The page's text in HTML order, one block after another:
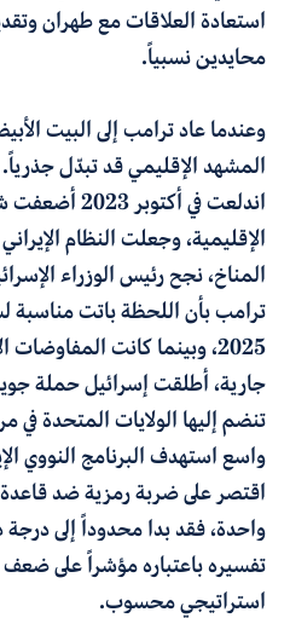
استعادة العلاقات مع طهران
محايدين نسبياً.
المشهد الإقليمي قد تبدّل
اندلعت في
الإقليمية، وجعلت النظام
المناخ، نجح رئيس الوزراء
ترامب بأن اللحظة باتت
2025، وبينما كانت المفاوضات
تنضم إليها الولايات المتحدة في
واسع استهدف البرنامج النووي
اقتصر على ضربة رمزية ضد
واحدة، فقد بدا محدوداً إلى
تفسيره باعتباره مؤشراً على ضعف
استراتيجي محسوب.